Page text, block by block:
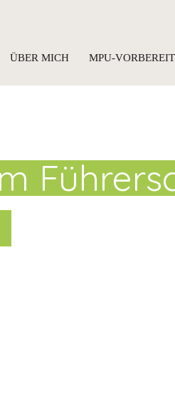
ÜBER MICH MPU-